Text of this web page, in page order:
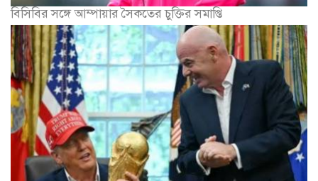
বিসিবির সঙ্গে আম্পায়ার সৈকতের চুক্তির সমাপ্তি